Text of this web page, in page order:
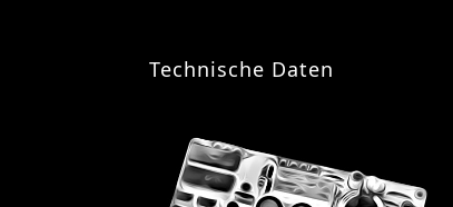
Technische Daten